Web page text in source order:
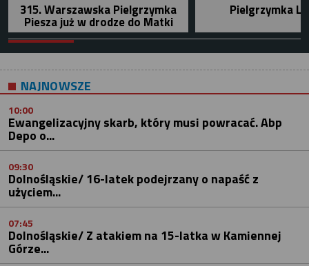
315. Warszawska Pielgrzymka
Piesza już w drodze do Matki
Pielgrzymka
NAJNOWSZE
10:00
Ewangelizacyjny skarb, który musi powracać. Abp
Depo o...
09:30
Dolnośląskie/ 16-latek podejrzany o napaść z
użyciem...
07:45
Dolnośląskie/ Z atakiem na 15-latka w Kamiennej
Górze...